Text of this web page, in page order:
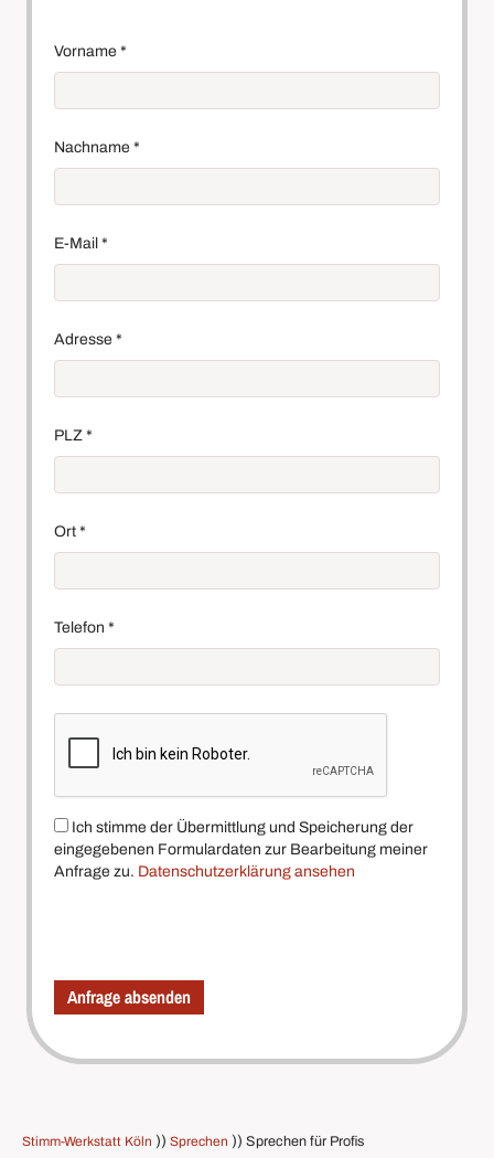
Vorname *
Nachname *
E-Mail *
Adresse *
PLZ *
Ort *
Telefon *
Ich stimme der Übermittlung und Speicherung der
eingegebenen Formulardaten zur Bearbeitung meiner
Anfrage zu. Datenschutzerklärung ansehen
Stimm-Werkstatt Köln )) Sprechen )) Sprechen für Profis